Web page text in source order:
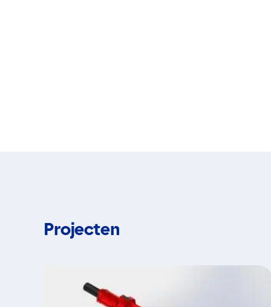
Projecten